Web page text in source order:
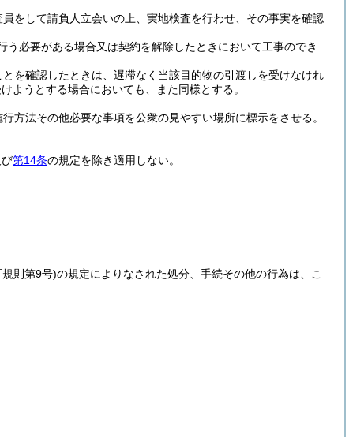
をして請負人立会いの上、実地検査を行わせ、その事実を確認
必要がある場合又は契約を解除したときにおいて工事のでき
を確認したときは、遅滞なく当該目的物の引渡しを受けなけれ
ようとする場合においても、また同様とする。
方法その他必要な事項を公衆の見やすい場所に標示をさせる。
第14条の規定を除き適用しない。
則第9号)の規定によりなされた処分、手続その他の行為は、こ